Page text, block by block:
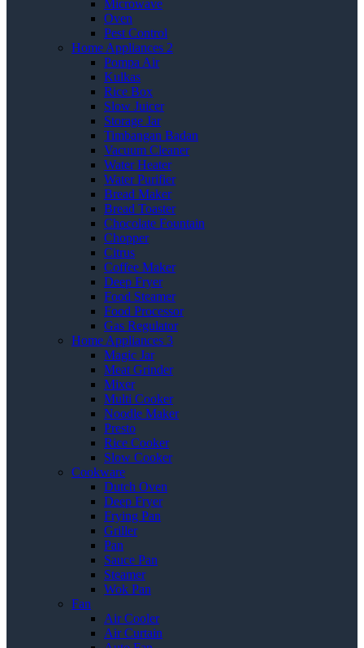
Microwave
Oven
Pest Control
Home Appliances 2
Pompa Air
Kulkas
Rice Box
Slow Juicer
Storage Jar
Timbangan Badan
Vacuum Cleaner
Water Heater
Water Purifier
Bread Maker
Bread Toaster
Chocolate Fountain
Chopper
Citrus
Coffee Maker
Deep Fryer
Food Steamer
Food Processor
Gas Regulator
Home Appliances 3
Magic Jar
Meat Grinder
Mixer
Multi Cooker
Noodle Maker
Presto
Rice Cooker
Slow Cooker
Cookware
Dutch Oven
Deep Fryer
Frying Pan
Griller
Pan
Sauce Pan
Steamer
Wok Pan
Fan
Air Cooler
Air Curtain